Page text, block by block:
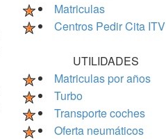
Matriculas
Centros Pedir Cita ITV
UTILIDADES
Matriculas por años
Turbo
Transporte coches
Oferta neumáticos